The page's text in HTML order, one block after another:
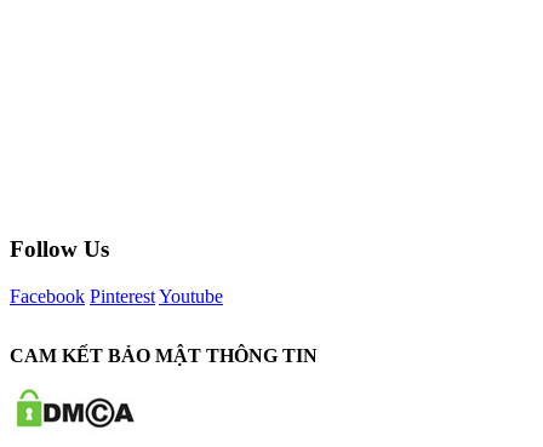
Follow Us
Facebook PinterestYoutube
CAM KẾT BẢO MẬT THÔNG TIN